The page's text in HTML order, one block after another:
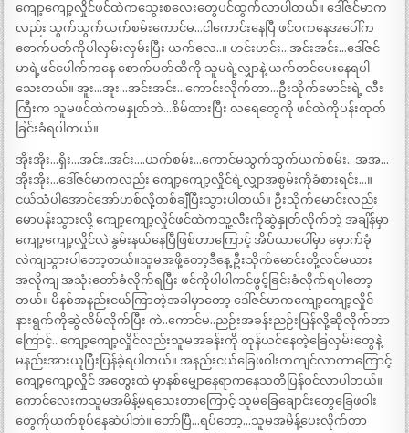
ကျော့ကျော့လှိုင်ဖင်ထဲကသွေးစလေးတွေပင်ထွက်လာပါတယ်။ ဒေါ်ဇင်မာက
လည်း သွက်သွက်ယက်စမ်းကောင်မ…ငါကောင်းနေပြီ ဖင်ဝကနေအပေါ်က
စောက်ပတ်ကိုပါလှမ်းလှမ်းပြီး ယက်လေ..။ ဟင်းဟင်း…အင်းအင်း…ဒေါ်ဇင်
မာရဲ့ဖင်ပေါက်ကနေ စောက်ပတ်ထိကို သူမရဲ့လျှာနဲ့ ယက်တင်ပေးနေရပါ
သေးတယ်။ အူး…အူး…အင်းအင်း…ကောင်းလိုက်တာ…ဦးသိုက်မောင်းရဲ့ လီး
ကြီးက သူမဖင်ထဲကမနှုတ်ဘဲ…စိမ်ထားပြီး လရေတွေကို ဖင်ထဲကိုပန်းထုတ်
ခြင်းခံရပါတယ်။
အိုးအိုး…ရှိး…အင်း..အင်း….ယက်စမ်း…ကောင်မသွက်သွက်ယက်စမ်း.. အအ…
အိုးအိုး…ဒေါ်ဇင်မာကလည်း ကျော့ကျော့လှိုင်ရဲ့လျှာအစွမ်းကိုခံစားရင်း…။
ငယ်သံပါအောင်အော်ဟစ်လို့တစ်ချီပြီးသွားပါတယ်။ ဦးသိုက်မောင်းလည်း
မောပန်းသွားလို့ ကျော့ကျော့လှိုင်ဖင်ထဲကသူ့လီးကိုဆွဲနှုတ်လိုက်တဲ့ အချိန်မှာ
ကျော့ကျော့လှိုင်လဲ နွမ်းနယ်နေပြီဖြစ်တာကြောင့် အိပ်ယာပေါ်မှာ မှောက်ခုံ
လဲကျသွားပါတော့တယ်။သူမအဖို့တော့ဒီနေ့ ဦးသိုက်မောင်းတို့လင်မယား
အလိုကျ အသုံးတော်ခံလိုက်ရပြီး ဖင်ကိုပါပါကင်ဖွင့်ခြင်းခံလိုက်ရပါတော့
တယ်။ မိနစ်အနည်းငယ်ကြာတဲ့အခါမှာတော့ ဒေါ်ဇင်မာကကျော့ကျော့လှိုင်
နားရွက်ကိုဆွဲလိမ်လိုက်ပြီး ကဲ..ကောင်မ..ညဉ်းအခန်းညဉ်းပြန်လို့ဆိုလိုက်တာ
ကြောင့်.. ကျော့ကျော့လှိုင်လည်းသူမအခန်းကို တုန်ယင်နေတဲ့ခြေလှမ်းတွေနဲ့
မနည်းအားယူပြီးပြန်ခဲ့ရပါတယ်။ အနည်းငယ်ခြေဖဝါးကကျင်လာတာကြောင့်
ကျော့ကျော့လှိုင် အတွေးထဲ မှာနစ်မျှောနေရာကနေသတိပြန်ဝင်လာပါတယ်။
ကောင်လေးကသူမအမိန့်မရသေးတာကြောင့် သူမခြေချောင်းတွေခြေဖဝါး
တွေကိုယက်စုပ်နေဆဲပါဘဲ။ တော်ပြီ…ရပ်တော့…သူမအမိန့်ပေးလိုက်တာ